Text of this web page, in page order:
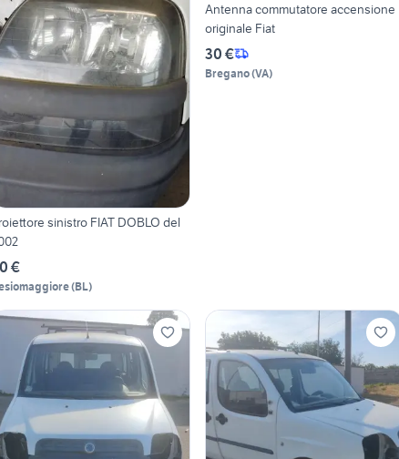
sinistro FIAT DOBLO del
€
(BL)
Antenna commutatore accensione
originale Fiat
30 €
Bregano(VA)